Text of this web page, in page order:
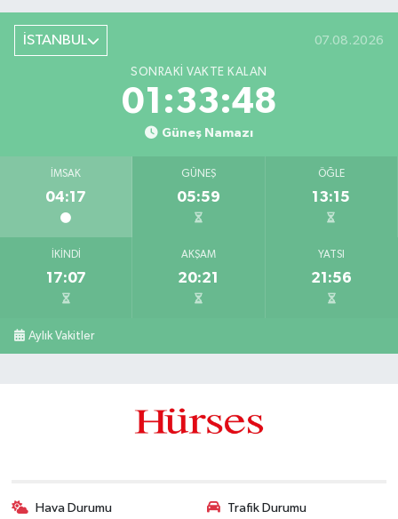
İSTANBUL 07.08.2026
SONRAKI VAKTE KALAN
01:33:48
Güneş Namazı
İMSAK
04:17
GÜNEŞ
05:59
ÖĞLE
13:15
İKINDI
17:07
AKŞAM
20:21
YATSI
21:56
Aylık Vakitler
Hava Durumu Trafik Durumu